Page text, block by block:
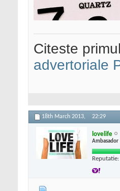
Citeste
advertoriale
18th March 2013, 22:29
lovelife
Ambasador
Reputatie: